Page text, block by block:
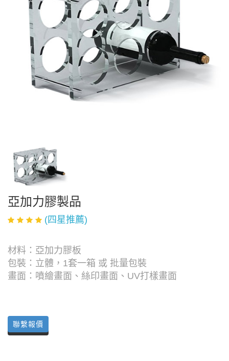
亞加力膠製品
(四星推薦)
材料：亞加力膠板
包裝：立體，1套一箱 或 批量包裝
畫面：噴繪畫面、絲印畫面、UV打樣畫面
聯繫報價